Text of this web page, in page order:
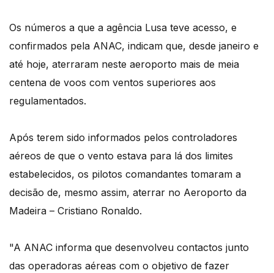
Os números a que a agência Lusa teve acesso, e
confirmados pela ANAC, indicam que, desde janeiro e
até hoje, aterraram neste aeroporto mais de meia
centena de voos com ventos superiores aos
regulamentados.
Após terem sido informados pelos controladores
aéreos de que o vento estava para lá dos limites
estabelecidos, os pilotos comandantes tomaram a
decisão de, mesmo assim, aterrar no Aeroporto da
Madeira – Cristiano Ronaldo.
"A ANAC informa que desenvolveu contactos junto
das operadoras aéreas com o objetivo de fazer